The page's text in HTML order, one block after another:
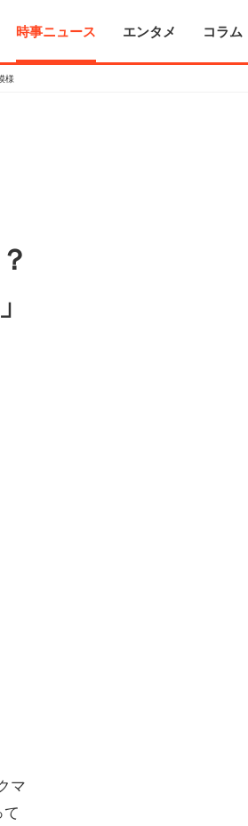
時事ニュース エンタメ コラム
様
マ